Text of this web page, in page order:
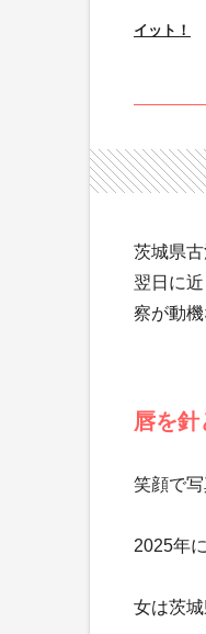
イット！
茨城県
翌日に
察が動機
唇を
笑顔で写
2025年
女は茨